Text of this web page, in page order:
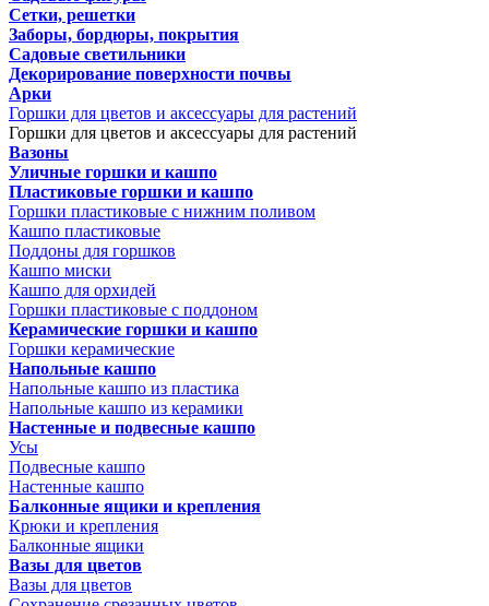
Сетки, решетки
Заборы, бордюры, покрытия
Садовые светильники
Декорирование поверхности почвы
Арки
Горшки для цветов и аксессуары для растений
Горшки для цветов и аксессуары для растений
Вазоны
Уличные горшки и кашпо
Пластиковые горшки и кашпо
Горшки пластиковые с нижним поливом
Кашпо пластиковые
Поддоны для горшков
Кашпо миски
Кашпо для орхидей
Горшки пластиковые с поддоном
Керамические горшки и кашпо
Горшки керамические
Напольные кашпо
Напольные кашпо из пластика
Напольные кашпо из керамики
Настенные и подвесные кашпо
Усы
Подвесные кашпо
Настенные кашпо
Балконные ящики и крепления
Крюки и крепления
Балконные ящики
Вазы для цветов
Вазы для цветов